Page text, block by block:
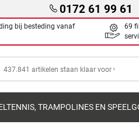
0172 61 99 61
bij besteding vanaf
69
TRAMPOLINES EN